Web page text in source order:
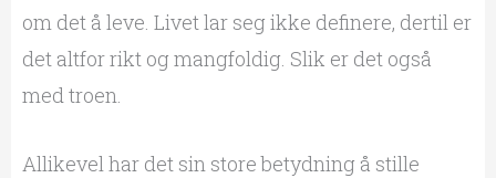
om det å leve. Livet lar seg ikke definere, dertil er
det altfor rikt og mangfoldig. Slik er det også
med troen.
Allikevel har det sin store betydning å stille